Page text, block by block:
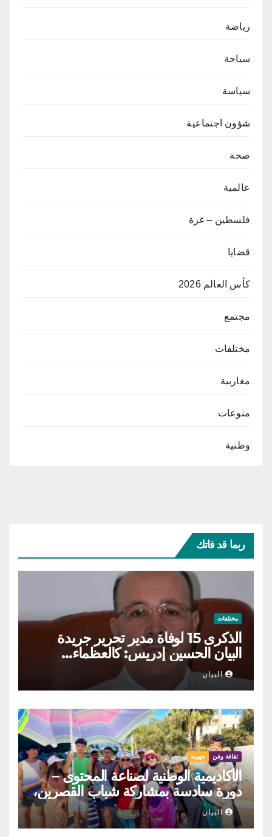
رياضة
سياحة
سياسة
شؤون اجتماعية
صحة
عالمية
فلسطين – غزة
قضايا
كأس العالم 2026
مجتمع
مختلفات
مغاربية
منوعات
وطنية
ربما قد فاتك
مختلفات
الذكرى 15 لوفاة مدير تحرير جريدة
البيان الحسين إدريس: كالعظماء…
عاش شامخا ورحل واقفا
البيان
ثقافة وفن جهوية
الأكاديمية الوطنية لصناعة المحتوى –
دورة سادسة بمشاركة شباب القصرين،
المنستير والمهدية
البيان